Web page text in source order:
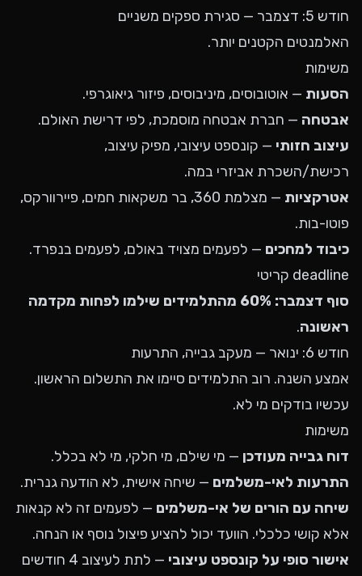
חודש 5: דצמבר — סגירת ספקים משניים
האלמנטים הקטנים יותר.
משימות
הסעות — אוטובוסים, מיניבוסים, פיזור גיאוגרפי.
אבטחה — חברת אבטחה מוסמכת, לפי דרישת האולם.
עיצוב חזותי — קונספט עיצובי, מפיק עיצוב,
רכישת/השכרת אביזרי במה.
אטרקציות
— מצלמת 360, בר משקאות חמים, פיירוורקס,
פוטו-בות.
כיבוד למחכים — לפעמים מצויד באולם, לפעמים בנפרד.
deadline קריטי
סוף דצמבר: 60% מהתלמידים שילמו לפחות מקדמה
ראשונה.
חודש 6: ינואר — מעקב גבייה, התרעות
אמצע השנה. רוב התלמידים סיימו את התשלום הראשון.
עכשיו בודקים מי לא.
משימות
דוח גבייה מעודכן — מי שילם, מי חלקי, מי לא בכלל.
התרעות לאי-משלמים — שיחה אישית, לא הודעה גנרית.
שיחה עם הורים של אי-משלמים — לפעמים זה לא קנאות
אלא קושי כלכלי. הוועד יכול להציע פיצול נוסף או הנחה.
אישור סופי על קונספט עיצובי
— לתת לעיצוב 4 חודשים